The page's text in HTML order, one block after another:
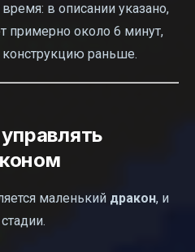
в описании указано,
примерно около 6 минут,
конструкцию раньше.
маленький дракон, и